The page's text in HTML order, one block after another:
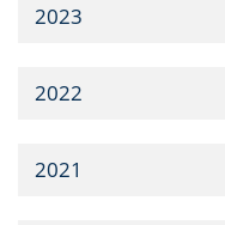
2023
2022
2021